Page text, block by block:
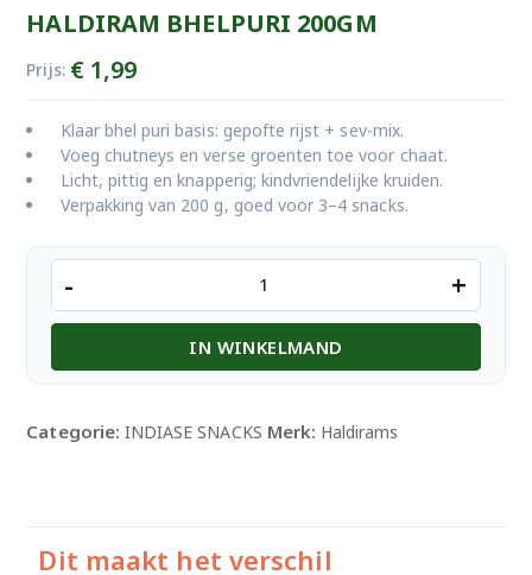
HALDIRAM BHELPURI 200GM
Prijs: €1,99
Klaar bhel puri basis: gepofte rijst + sev-mix.
Voeg chutneys en verse groenten toe voor chaat.
Licht, pittig en knapperig; kindvriendelijke kruiden.
Verpakking van 200 g, goed voor 3–4 snacks.
HALDIRAM
BHELPURI
200GM
- +
IN WINKELMAND
Categorie: INDIASE SNACKS Merk: Haldirams
Dit maakt het verschil